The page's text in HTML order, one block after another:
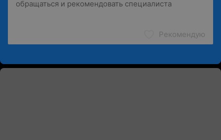
Рекомендую